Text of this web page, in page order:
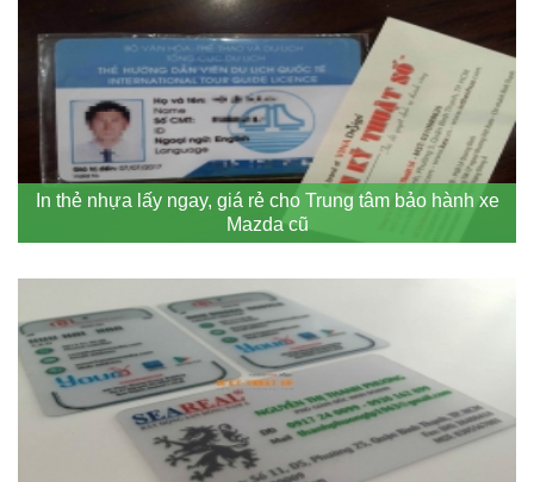
In thẻ nhựa lấy ngay, giá rẻ cho Trung tâm bảo hành xe
Mazda cũ